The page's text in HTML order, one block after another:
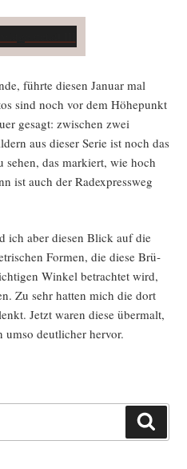
führ­te die­sen Janu­ar mal
sind noch vor dem Höhe­punkt
gesagt: zwi­schen zwei
aus die­ser Serie ist noch das
sehen, das mar­kiert, wie hoch
ist auch der Rad­ex­press­weg
ich aber die­sen Blick auf die
For­men, die die­se Brü­
Win­kel betrach­tet wird,
Zu sehr hat­ten mich die dort
Jetzt waren die­se über­malt,
umso deut­li­cher hervor.